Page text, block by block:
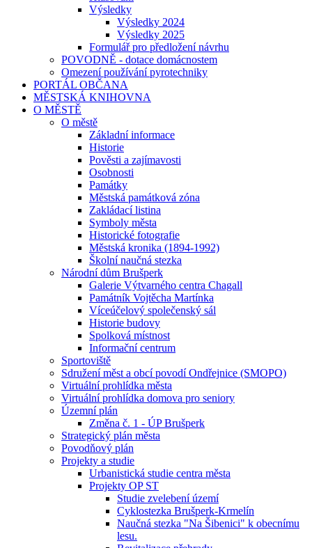
Výsledky
Výsledky 2024
Výsledky 2025
Formulář pro předložení návrhu
POVODNĚ - dotace domácnostem
Omezení používání pyrotechniky
PORTÁL OBČANA
MĚSTSKÁ KNIHOVNA
O MĚSTĚ
O městě
Základní informace
Historie
Pověsti a zajímavosti
Osobnosti
Památky
Městská památková zóna
Zakládací listina
Symboly města
Historické fotografie
Městská kronika (1894-1992)
Školní naučná stezka
Národní dům Brušperk
Galerie Výtvarného centra Chagall
Památník Vojtěcha Martínka
Víceúčelový společenský sál
Historie budovy
Spolková místnost
Informační centrum
Sportoviště
Sdružení měst a obcí povodí Ondřejnice (SMOPO)
Virtuální prohlídka města
Virtuální prohlídka domova pro seniory
Územní plán
Změna č. 1 - ÚP Brušperk
Strategický plán města
Povodňový plán
Projekty a studie
Urbanistická studie centra města
Projekty OP ST
Studie zvelebení území
Cyklostezka Brušperk-Krmelín
Naučná stezka "Na Šibenici" k obecnímu
lesu.